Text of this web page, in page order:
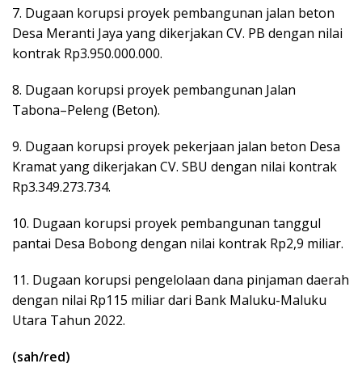
7. Dugaan korupsi proyek pembangunan jalan beton
Desa Meranti Jaya yang dikerjakan CV. PB dengan nilai
kontrak Rp3.950.000.000.
8. Dugaan korupsi proyek pembangunan Jalan
Tabona–Peleng (Beton).
9. Dugaan korupsi proyek pekerjaan jalan beton Desa
Kramat yang dikerjakan CV. SBU dengan nilai kontrak
Rp3.349.273.734.
10. Dugaan korupsi proyek pembangunan tanggul
pantai Desa Bobong dengan nilai kontrak Rp2,9 miliar.
11. Dugaan korupsi pengelolaan dana pinjaman daerah
dengan nilai Rp115 miliar dari Bank Maluku-Maluku
Utara Tahun 2022.
(sah/red)